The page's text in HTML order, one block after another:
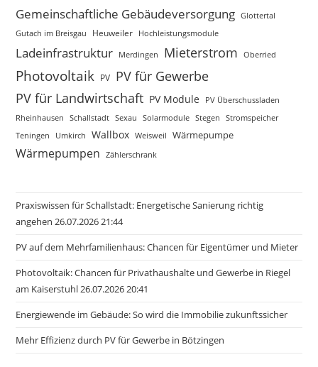
Gemeinschaftliche Gebäudeversorgung Glottertal
Gutach im Breisgau
Heuweiler Hochleistungsmodule
Ladeinfrastruktur Merdingen Mieterstrom Oberried
Photovoltaik PV PV für Gewerbe
PV für Landwirtschaft PV Module
PV Überschussladen
Rheinhausen
Schallstadt Sexau Solarmodule Stegen
Stromspeicher
Teningen
Umkirch Wallbox Weisweil Wärmepumpe
Wärmepumpen Zählerschrank
Praxiswissen für Schallstadt: Energetische Sanierung richtig
angehen 26.07.2026 21:44
PV auf dem Mehrfamilienhaus: Chancen für Eigentümer und Mieter
Photovoltaik: Chancen für Privathaushalte und Gewerbe in Riegel
am Kaiserstuhl 26.07.2026 20:41
Energiewende im Gebäude: So wird die Immobilie zukunftssicher
Mehr Effizienz durch PV für Gewerbe in Bötzingen